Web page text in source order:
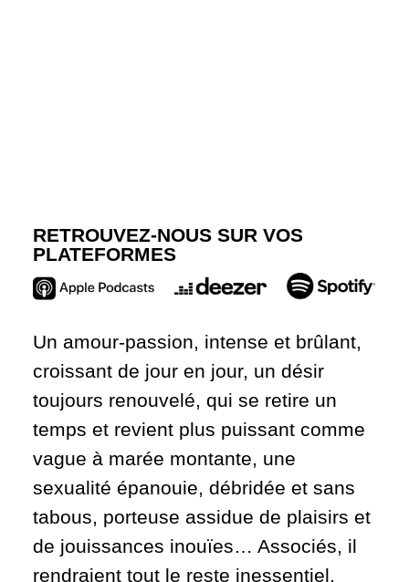
RETROUVEZ-NOUS SUR VOS
PLATEFORMES
Un amour-passion, intense et brûlant,
croissant de jour en jour, un désir
toujours renouvelé, qui se retire un
temps et revient plus puissant comme
vague à marée montante, une
sexualité épanouie, débridée et sans
tabous, porteuse assidue de plaisirs et
de jouissances inouïes… Associés, il
rendraient tout le reste inessentiel,